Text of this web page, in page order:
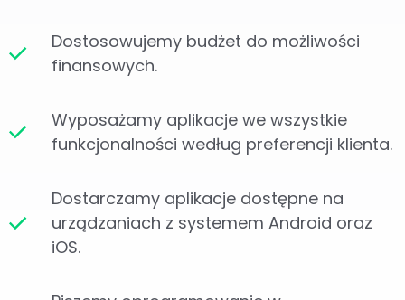
Dostosowujemy budżet do możliwości
finansowych.
Wyposażamy aplikacje we wszystkie
funkcjonalności według preferencji klienta.
Dostarczamy aplikacje dostępne na
urządzaniach z systemem Android oraz
iOS.